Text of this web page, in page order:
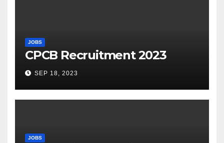
JOBS
CPCB Recruitment 2023
SEP 18, 2023
JOBS